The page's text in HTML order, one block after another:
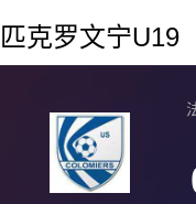
匹克罗文宁U19